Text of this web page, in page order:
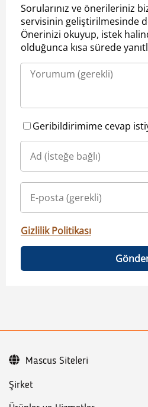
Sorularınız ve önerileriniz
servisinin geliştirilmesinde
Önerinizi okuyup, istek
olduğunca kısa sürede
Geribildirimime cevap
Gizlilik Politikası
Şirket
Mascus Siteleri